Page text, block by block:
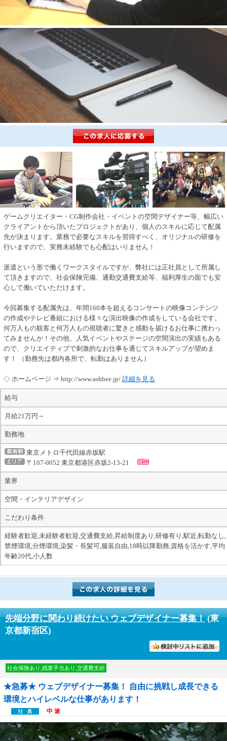
ゲームクリエイター・CG制作会社・イベントの空間デザイナー等、幅広い
クライアントから頂いたプロジェクトがあり、個人のスキルに応じて配属
先が決まります。業務で必要なスキルを習得すべく、オリジナルの研修を
行いますので、実務未経験でも心配はいりません！
派遣という形で働くワークスタイルですが、弊社には正社員として所属し
て頂きますので、社会保険完備、通勤交通費支給等、福利厚生の面でも安
心して働いていただけます。
今回募集する配属先は、年間160本を超えるコンサートの映像コンテンツ
の作成やテレビ番組における様々な演出映像の作成をしている会社です。
何万人もの観客と何万人もの視聴者に驚きと感動を届けるお仕事に携わっ
てみませんか！その他、人気イベントやステージの空間演出の実績もある
ので、クリエイティブで刺激的なお仕事を通じてスキルアップが望めま
す！ （勤務先は都内各所で、転勤はありません）
◇ ホームページ ⇒ http://www.ashbee.jp/ 詳細を見る
給与
月給21万円～
勤務地
東京メトロ千代田線赤坂駅
〒107-0052 東京都港区赤坂2-13-21
業界
空間・インテリアデザイン
こだわり条件
経験者歓迎,未経験者歓迎,交通費支給,昇給制度あり,研修有り,駅近,転勤なし,
禁煙環境,分煙環境,染髪・長髪可,服装自由,18時以降勤務,資格を活かす,平均
年齢20代,小人数
先端分野に関わり続けたい ウェブデザイナー募集！(東
京都新宿区)
社会保険あり,残業手当あり,交通費支給
★急募★ ウェブデザイナー募集！ 自由に挑戦し成長できる
環境とハイレベルな仕事があります！
中 途